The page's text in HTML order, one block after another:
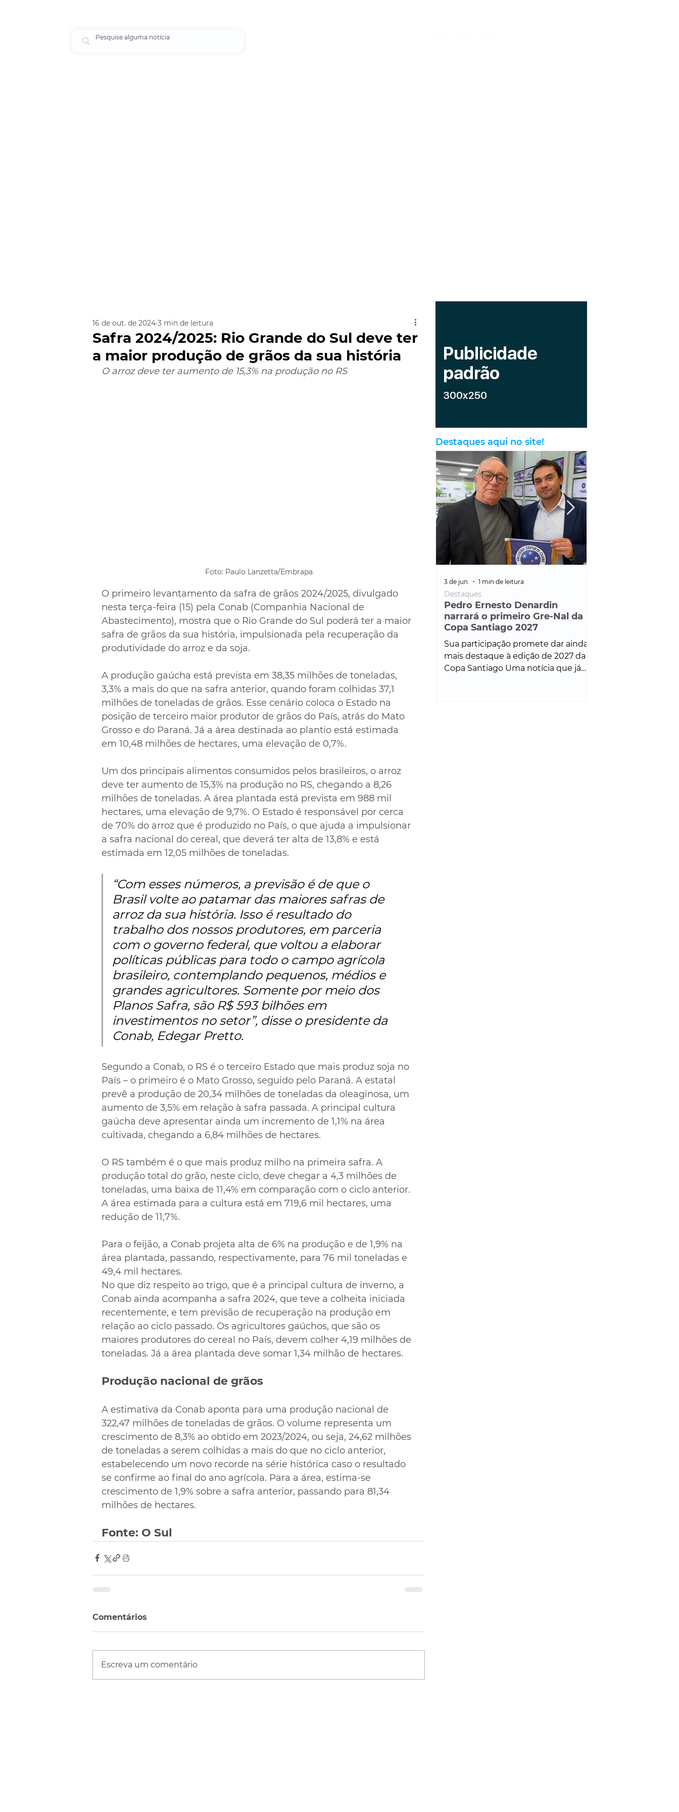
Safra 2024/2025: Rio Grande do Sul deve ter
a maior produção de grãos da sua história
16 de out. de 2024 3 min de leitura
O arroz deve ter aumento de 15,3% na produção no RS
Foto: Paulo Lanzetta/Embrapa
O primeiro levantamento da safra de grãos 2024/2025, divulgado
nesta terça-feira (15) pela Conab (Companhia Nacional de
Abastecimento), mostra que o Rio Grande do Sul poderá ter a maior
safra de grãos da sua história, impulsionada pela recuperação da
produtividade do arroz e da soja.
A produção gaúcha está prevista em 38,35 milhões de toneladas,
3,3% a mais do que na safra anterior, quando foram colhidas 37,1
milhões de toneladas de grãos. Esse cenário coloca o Estado na
posição de terceiro maior produtor de grãos do País, atrás do Mato
Grosso e do Paraná. Já a área destinada ao plantio está estimada
em 10,48 milhões de hectares, uma elevação de 0,7%.
Um dos principais alimentos consumidos pelos brasileiros, o arroz
deve ter aumento de 15,3% na produção no RS, chegando a 8,26
milhões de toneladas. A área plantada está prevista em 988 mil
hectares, uma elevação de 9,7%. O Estado é responsável por cerca
de 70% do arroz que é produzido no País, o que ajuda a impulsionar
a safra nacional do cereal, que deverá ter alta de 13,8% e está
estimada em 12,05 milhões de toneladas.
“Com esses números, a previsão é de que o
Brasil volte ao patamar das maiores safras de
arroz da sua história. Isso é resultado do
trabalho dos nossos produtores, em parceria
com o governo federal, que voltou a elaborar
políticas públicas para todo o campo agrícola
brasileiro, contemplando pequenos, médios e
grandes agricultores. Somente por meio dos
Planos Safra, são R$ 593 bilhões em
investimentos no setor”, disse o presidente da
Conab, Edegar Pretto.
Segundo a Conab, o RS é o terceiro Estado que mais produz soja no
País – o primeiro é o Mato Grosso, seguido pelo Paraná. A estatal
prevê a produção de 20,34 milhões de toneladas da oleaginosa, um
aumento de 3,5% em relação à safra passada. A principal cultura
gaúcha deve apresentar ainda um incremento de 1,1% na área
cultivada, chegando a 6,84 milhões de hectares.
O RS também é o que mais produz milho na primeira safra. A
produção total do grão, neste ciclo, deve chegar a 4,3 milhões de
toneladas, uma baixa de 11,4% em comparação com o ciclo anterior.
A área estimada para a cultura está em 719,6 mil hectares, uma
redução de 11,7%.
Para o feijão, a Conab projeta alta de 6% na produção e de 1,9% na
área plantada, passando, respectivamente, para 76 mil toneladas e
49,4 mil hectares.
No que diz respeito ao trigo, que é a principal cultura de inverno, a
Conab ainda acompanha a safra 2024, que teve a colheita iniciada
recentemente, e tem previsão de recuperação na produção em
relação ao ciclo passado. Os agricultores gaúchos, que são os
maiores produtores do cereal no País, devem colher 4,19 milhões de
toneladas. Já a área plantada deve somar 1,34 milhão de hectares.
Produção nacional de grãos
A estimativa da Conab aponta para uma produção nacional de
322,47 milhões de toneladas de grãos. O volume representa um
crescimento de 8,3% ao obtido em 2023/2024, ou seja, 24,62 milhões
de toneladas a serem colhidas a mais do que no ciclo anterior,
estabelecendo um novo recorde na série histórica caso o resultado
se confirme ao final do ano agrícola. Para a área, estima-se
crescimento de 1,9% sobre a safra anterior, passando para 81,34
milhões de hectares.
Fonte: O Sul
Comentários
Escreva um comentário
Destaques aqui no site!
Pedro Ernesto Denardin
narrará o primeiro Gre-Nal da
Copa Santiago 2027
Sua participação promete dar ainda
mais destaque à edição de 2027 da
Copa Santiago Uma notícia que já
Destaques
3 de jun. 1 min de leitura